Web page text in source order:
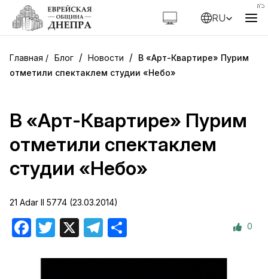
RU
Блог / Новости / В «Арт-Квартире» Пурим
отметили спектаклем студии «Небо»
В «Арт-Квартире» Пурим
отметили спектаклем
студии «Небо»
21 Adar II 5774 (23.03.2014)
Facebook
Twitter Telegram 0